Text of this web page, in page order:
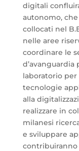
digitali
autonomo,
collocati nel
nelle aree
coordinare le
d’avanguardia
laboratorio per
tecnologie
alla
realizzare in
milanesi
e sviluppare